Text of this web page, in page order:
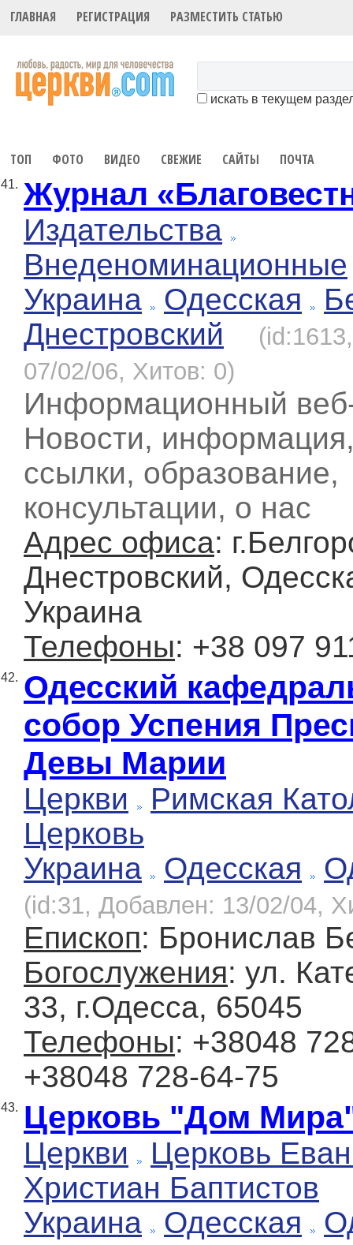
ГЛАВНАЯ РЕГИСТРАЦИЯ РАЗМЕСТИТЬ СТАТЬЮ
искать в текущем
ТОП ФОТО ВИДЕО СВЕЖИЕ САЙТЫ ПОЧТА
41. Журнал
Издательства
Внеденоминационные
Украина
Одесская
Днестровский
07/02/06, Хитов: 0)
Информационный
Новости,
ссылки, образование,
консультации, о нас
Адрес офиса:
Днестровский,
Украина
Телефоны: +38 097
42. Одесский
собор Успения
Девы Марии
Церкви
Римская
Церковь
Украина
Одесская
(id:31, Добавлен: 13/02/04,
Епископ: Бронислав
Богослужения: ул.
33, г.Одесcа, 65045
Телефоны: +38048
+38048 728-64-75
43. Церковь "Дом
Церкви
Церковь
Христиан Баптистов
Украина
Одесская